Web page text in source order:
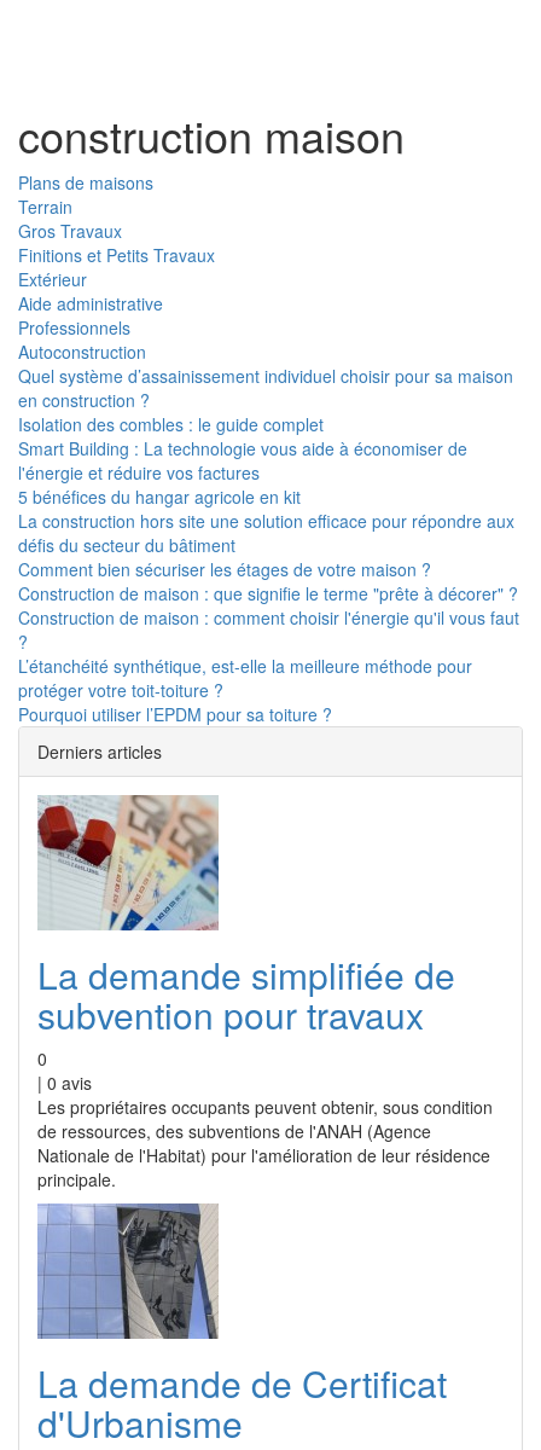
construction maison
Plans de maisons
Terrain
Gros Travaux
Finitions et Petits Travaux
Extérieur
Aide administrative
Professionnels
Autoconstruction
Quel système d’assainissement individuel choisir pour sa maison
en construction ?
Isolation des combles : le guide complet
Smart Building : La technologie vous aide à économiser de
l'énergie et réduire vos factures
5 bénéfices du hangar agricole en kit
La construction hors site une solution efficace pour répondre aux
défis du secteur du bâtiment
Comment bien sécuriser les étages de votre maison ?
Construction de maison : que signifie le terme "prête à décorer" ?
Construction de maison : comment choisir l'énergie qu'il vous faut
?
L’étanchéité synthétique, est-elle la meilleure méthode pour
protéger votre toit-toiture ?
Pourquoi utiliser l’EPDM pour sa toiture ?
Derniers articles
La demande simplifiée de
subvention pour travaux
0
| 0 avis
Les propriétaires occupants peuvent obtenir, sous condition
de ressources, des subventions de l'ANAH (Agence
Nationale de l'Habitat) pour l'amélioration de leur résidence
principale.
La demande de Certificat
d'Urbanisme